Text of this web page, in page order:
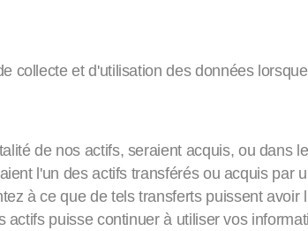
collecte et d'utilisation des données
de nos actifs, seraient acquis, ou dans
l'un des actifs transférés ou acquis par
à ce que de tels transferts puissent
puisse continuer à utiliser vos